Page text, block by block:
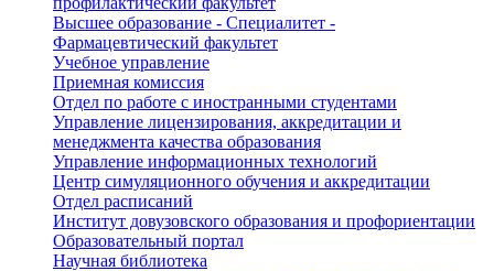
Высшее образование - Специалитет -
Фармацевтический факультет
Учебное управление
Приемная комиссия
Отдел по работе с иностранными студентами
Управление лицензирования, аккредитации и
менеджмента качества образования
Управление информационных технологий
Центр симуляционного обучения и аккредитации
Отдел расписаний
Институт довузовского образования и профориентации
Образовательный портал
Научная библиотека